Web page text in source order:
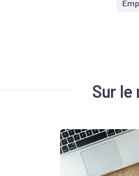
Sur le